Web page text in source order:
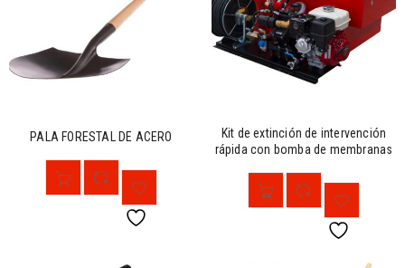
PALA FORESTAL DE ACERO
Kit de extinción de intervención
rápida con bomba de membranas